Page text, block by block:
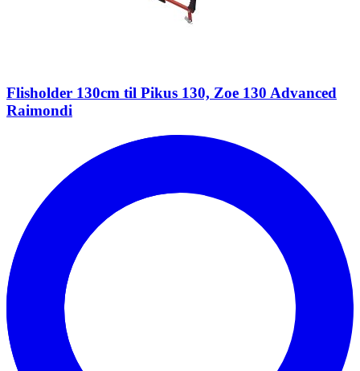
Flisholder 130cm til Pikus 130, Zoe 130 Advanced
Raimondi